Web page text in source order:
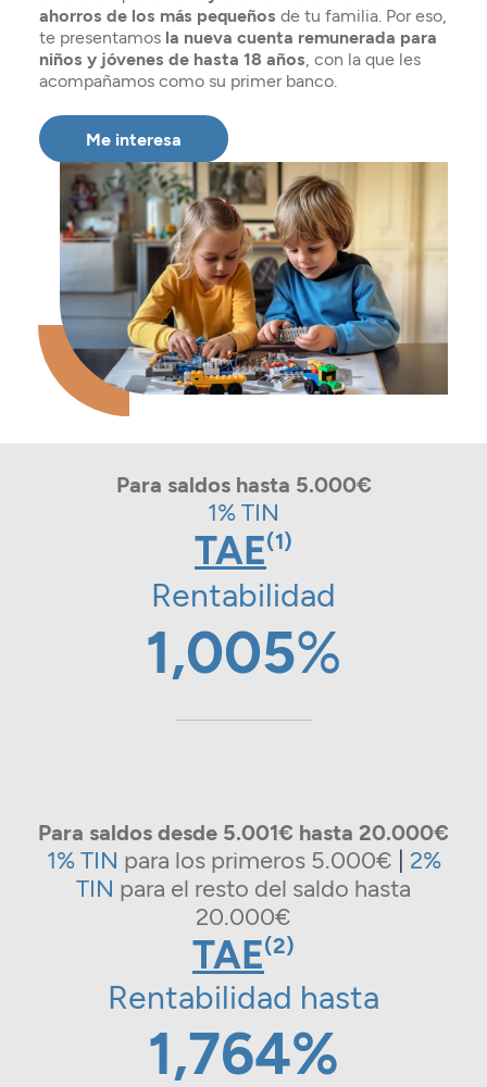
Servicios
Seguros
Servicios
Tarjetas
Seguros
Servicios
Expatriados
Planes de pensiones
Tarjetas
Seguros
Servicios
ES
ahorros de los más pequeños de tu familia. Por eso,
te presentamos la nueva cuenta remunerada para
niños y jóvenes de hasta 18 años , con la que les
acompañamos como su primer banco.
Me interesa
Para saldos hasta 5.000€
1% TIN
TAE(1)
Rentabilidad
1,005%
Para saldos desde 5.001€ hasta 20.000€
1% TIN para los primeros 5.000€ | 2%
TIN para el resto del saldo hasta
20.000€
TAE(2)
Rentabilidad hasta
1,764%